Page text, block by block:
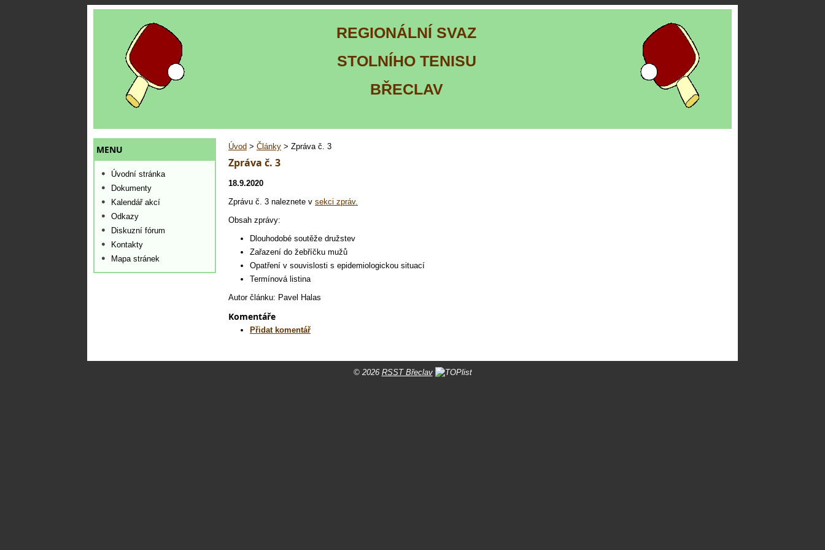
Úvod > Články > Zpráva č. 3
Zpráva č. 3
18.9.2020
Zprávu č. 3 naleznete v sekci zpráv.
Obsah zprávy:
Dlouhodobé soutěže družstev
Zařazení do žebříčku mužů
Opatření v souvislosti s epidemiologickou situací
Termínová listina
Autor článku: Pavel Halas
Komentáře
Přidat komentář
MENU
Úvodní stránka
Dokumenty
Kalendář akcí
Odkazy
Diskuzní fórum
Kontakty
Mapa stránek
REGIONÁLNÍ SVAZ
STOLNÍHO TENISU
BŘECLAV
© 2026 RSST Břeclav